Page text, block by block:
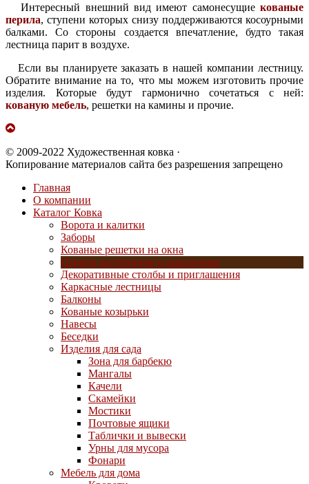
Интересный внешний вид имеют самонесущие кованые
перила, ступени которых снизу поддерживаются косоурными
балками. Со стороны создается впечатление, будто такая
лестница парит в воздухе.
Если вы планируете заказать в нашей компании лестницу.
Обратите внимание на то, что мы можем изготовить прочие
изделия. Которые будут гармонично сочетаться с ней:
кованую мебель, решетки на камины и прочие.
© 2009-2022 Художественная ковка ·
Копирование материалов сайта без разрешения запрещено
Главная
О компании
Каталог Ковка
Ворота и калитки
Заборы
Кованые решетки на окна
Перила лестничные и крылечные
Декоративные столбы и приглашения
Каркасные лестницы
Балконы
Кованые козырьки
Навесы
Беседки
Изделия для сада
Зона для барбекю
Мангалы
Качели
Скамейки
Мостики
Почтовые ящики
Таблички и вывески
Урны для мусора
Фонари
Мебель для дома